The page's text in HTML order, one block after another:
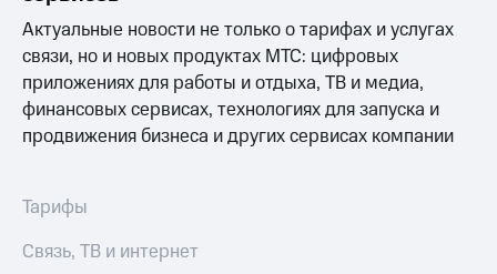
Документы
ПАО
"МТС"
Собрания
акционеров
Личный
Контроль
Актуальные новости не только о тарифах и услугах
связи, но и новых продуктах МТС: цифровых
приложениях для работы и отдыха, ТВ и медиа,
финансовых сервисах, технологиях для запуска и
продвижения бизнеса и других сервисах компании
Тарифы
Связь, ТВ и интернет